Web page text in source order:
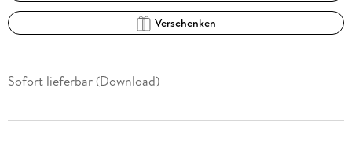
Verschenken
Sofort lieferbar (Download)